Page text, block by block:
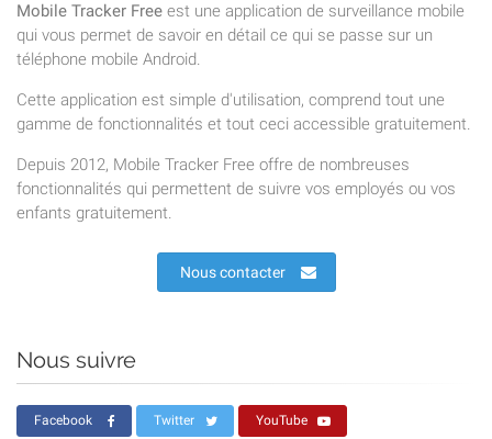
Mobile Tracker Free est une application de surveillance mobile
qui vous permet de savoir en détail ce qui se passe sur un
téléphone mobile Android.
Cette application est simple d'utilisation, comprend tout une
gamme de fonctionnalités et tout ceci accessible gratuitement.
Depuis 2012, Mobile Tracker Free offre de nombreuses
fonctionnalités qui permettent de suivre vos employés ou vos
enfants gratuitement.
Nous contacter
Nous suivre
Facebook Twitter YouTube